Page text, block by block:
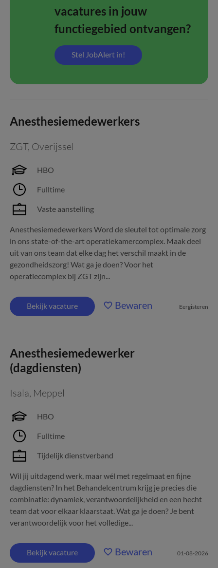
vacatures in jouw
functiegebied ontvangen?
Stel JobAlert in!
Anesthesiemedewerkers
ZGT, Overijssel
HBO
Fulltime
Vaste aanstelling
Anesthesiemedewerkers Word de sleutel tot optimale zorg
in ons state-of-the-art operatiekamercomplex. Maak deel
uit van ons team dat elke dag het verschil maakt in de
gezondheidszorg! Wat ga je doen? Voor het
operatiecomplex bij ZGT zijn...
Bekijk vacature Bewaren Eergisteren
Anesthesiemedewerker
(dagdiensten)
Isala, Meppel
HBO
Fulltime
Tijdelijk dienstverband
Wil jij uitdagend werk, maar wél met regelmaat en fijne
dagdiensten? In het Behandelcentrum krijg je precies die
combinatie: dynamiek, verantwoordelijkheid en een hecht
team dat voor elkaar klaarstaat. Wat ga je doen? Je bent
verantwoordelijk voor het volledige...
Bekijk vacature Bewaren 01-08-2026